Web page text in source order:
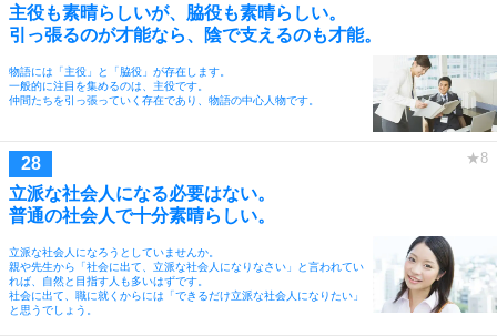
主役も素晴らしいが、脇役も素晴らしい。
引っ張るのが才能なら、陰で支えるのも才能。
物語には「主役」と「脇役」が存在します。
一般的に注目を集めるのは、主役です。
仲間たちを引っ張っていく存在であり、物語の中心人物です。
立派な社会人になる必要はない。
普通の社会人で十分素晴らしい。
立派な社会人になろうとしていませんか。
親や先生から「社会に出て、立派な社会人になりなさい」と言われてい
れば、自然と目指す人も多いはずです。
社会に出て、職に就くからには「できるだけ立派な社会人になりたい」
と思うでしょう。